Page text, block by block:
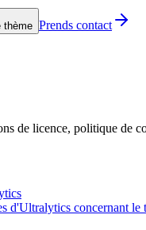
thème Prends contact
de licence, politique de
d'Ultralytics concernant